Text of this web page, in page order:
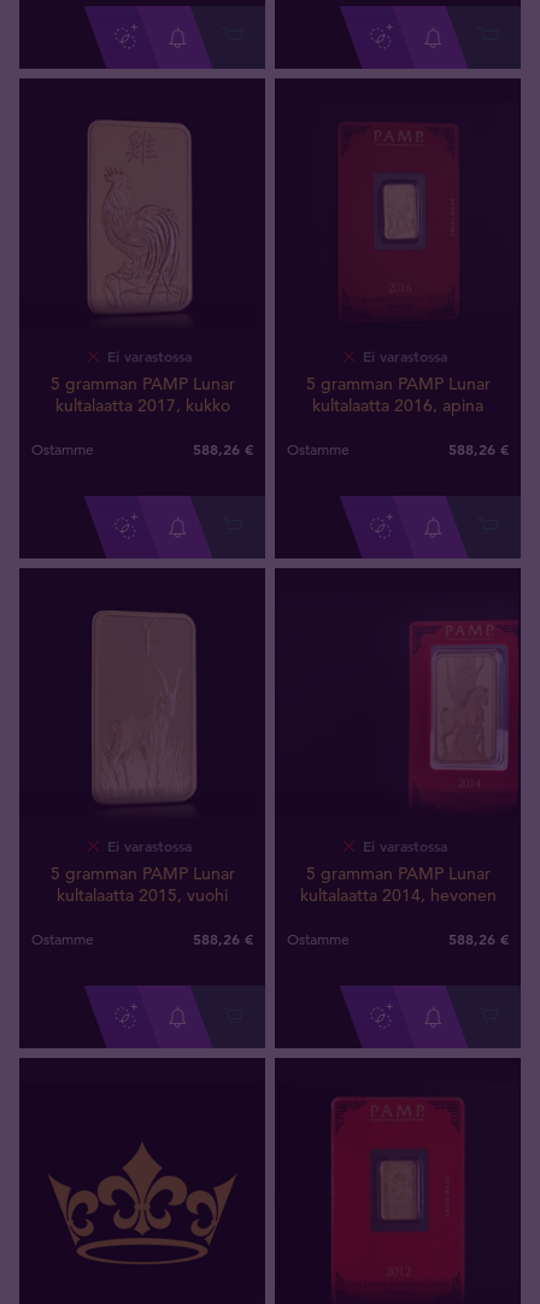
Ei varastossa
5 gramman PAMP Lunar
kultalaatta 2017, kukko
Ostamme 588,26 €
Ei varastossa
5 gramman PAMP Lunar
kultalaatta 2016, apina
Ostamme 588,26 €
Ei varastossa
5 gramman PAMP Lunar
kultalaatta 2015, vuohi
Ostamme 588,26 €
Ei varastossa
5 gramman PAMP Lunar
kultalaatta 2014, hevonen
Ostamme 588,26 €